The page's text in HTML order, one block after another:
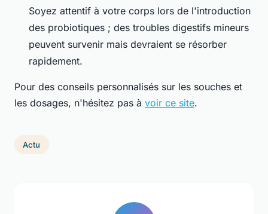
Soyez attentif à votre corps lors de l'introduction
des probiotiques ; des troubles digestifs mineurs
peuvent survenir mais devraient se résorber
rapidement.
Pour des conseils personnalisés sur les souches et
les dosages, n'hésitez pas à voir ce site.
Actu